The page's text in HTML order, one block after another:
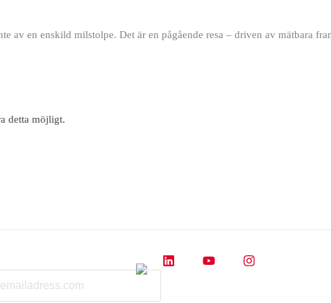
av en enskild milstolpe. Det är en pågående resa – driven av mätbara
detta möjligt.